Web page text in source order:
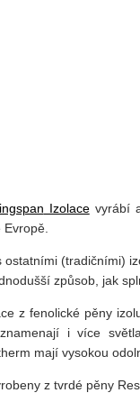
Izolacevyrábí
ostatními (tradičními)
způsob, jak
z fenolické pěny
znamenají i více
mají vysokou
z tvrdé pěny